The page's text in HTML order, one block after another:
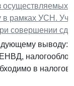
рамках УСН.
совершении
выводу:
в